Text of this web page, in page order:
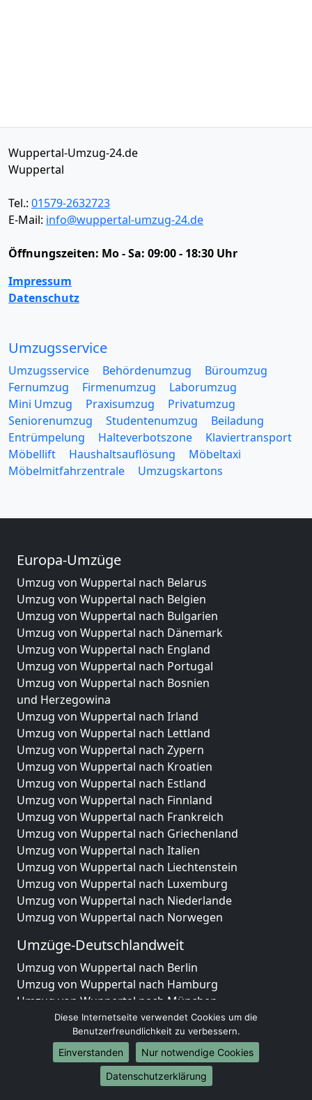
Wuppertal-Umzug-24.de
Wuppertal
Tel.: 01579-2632723
E-Mail: info@wuppertal-umzug-24.de
Öffnungszeiten: Mo - Sa: 09:00 - 18:30 Uhr
Impressum
Datenschutz
Umzugsservice
Umzugsservice Behördenumzug
Büroumzug
Fernumzug
Firmenumzug
Laborumzug
Mini Umzug
Praxisumzug
Privatumzug
Seniorenumzug
Studentenumzug
Beiladung
Entrümpelung
Halteverbotszone
Klaviertransport
Möbellift
Haushaltsauflösung
Möbeltaxi
Möbelmitfahrzentrale
Umzugskartons
Europa-Umzüge
Umzug von Wuppertal nach Belarus
Umzug von Wuppertal nach Belgien
Umzug von Wuppertal nach Bulgarien
Umzug von Wuppertal nach Dänemark
Umzug von Wuppertal nach England
Umzug von Wuppertal nach Portugal
Umzug von Wuppertal nach Bosnien
und Herzegowina
Umzug von Wuppertal nach Irland
Umzug von Wuppertal nach Lettland
Umzug von Wuppertal nach Zypern
Umzug von Wuppertal nach Kroatien
Umzug von Wuppertal nach Estland
Umzug von Wuppertal nach Finnland
Umzug von Wuppertal nach Frankreich
Umzug von Wuppertal nach Griechenland
Umzug von Wuppertal nach Italien
Umzug von Wuppertal nach Liechtenstein
Umzug von Wuppertal nach Luxemburg
Umzug von Wuppertal nach Niederlande
Umzug von Wuppertal nach Norwegen
Umzüge-Deutschlandweit
Umzug von Wuppertal nach Berlin
Umzug von Wuppertal nach Hamburg
Umzug von Wuppertal nach München
Umzug von Wuppertal nach Köln
Umzug von Wuppertal nach Frankfurt am Main
Umzug von Wuppertal nach Stuttgart
Umzug von Wuppertal nach Düsseldorf
Umzug von Wuppertal nach Leipzig
Diese Internetseite verwendet Cookies um die
Benutzerfreundlichkeit zu verbessern.
Einverstanden
Nur notwendige Cookies
Datenschutzerklärung